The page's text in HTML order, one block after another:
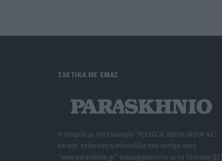
ΣΧΕΤΙΚΑ ΜΕ ΕΜΑΣ
Η εταιρεία με την επωνυμία “POLITICAL MEDIA GROUP A.E.”
και κατ’ επέκταση η ιστοσελίδα που κατέχει αυτή
“www.paraskhnio.gr” συμμορφώνονται με τη Σύσταση (ΕΕ)